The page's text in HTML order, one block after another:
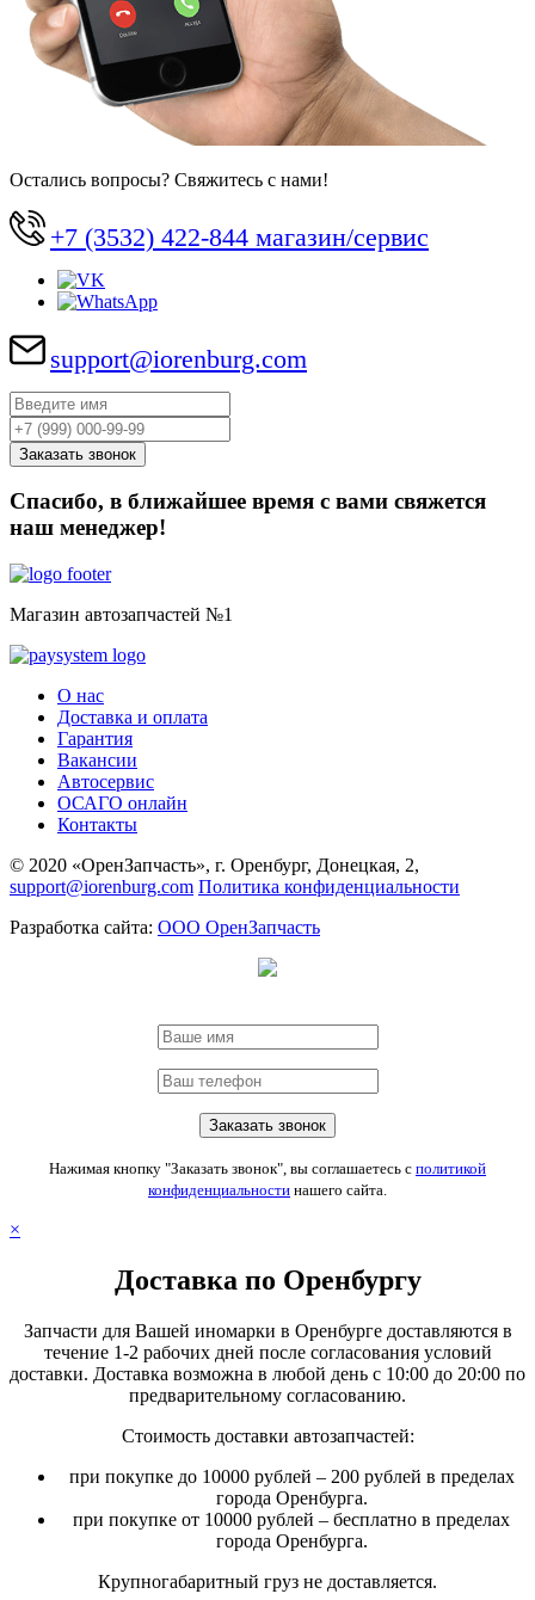
Остались вопросы? Свяжитесь с нами!
+7 (3532) 422-844 магазин/сервис
support@iorenburg.com
Спасибо, в ближайшее время с вами свяжется
наш менеджер!
Магазин автозапчастей №1
О нас
Доставка и оплата
Гарантия
Вакансии
Автосервис
ОСАГО онлайн
Контакты
© 2020 «ОренЗапчасть», г. Оренбург, Донецкая, 2,
support@iorenburg.com Политика конфиденциальности
Разработка сайта: ООО ОренЗапчасть
Нажимая кнопку "Заказать звонок", вы соглашаетесь с политикой
конфиденциальности нашего сайта.
×
Доставка по Оренбургу
Запчасти для Вашей иномарки в Оренбурге доставляются в
течение 1-2 рабочих дней после согласования условий
доставки. Доставка возможна в любой день с 10:00 до 20:00 по
предварительному согласованию.
Стоимость доставки автозапчастей:
при покупке до 10000 рублей – 200 рублей в пределах
города Оренбурга.
при покупке от 10000 рублей – бесплатно в пределах
города Оренбурга.
Крупногабаритный груз не доставляется.